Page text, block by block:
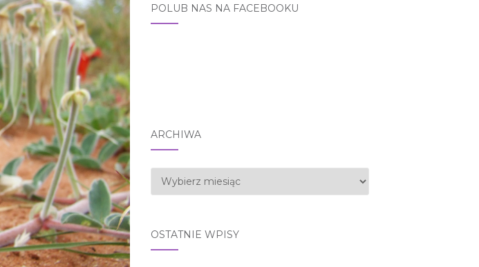
POLUB NAS NA FACEBOOKU
ARCHIWA
Archiwa
OSTATNIE WPISY